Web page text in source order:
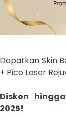
Dapatkan Skin
+ Pico Laser
Diskon
2025!